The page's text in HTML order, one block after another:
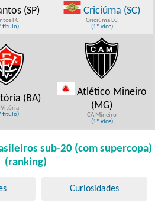
(SP)
FC
título)
Criciúma (SC)
Criciúma EC
(1º vice)
(BA)
Vitória
título)
Atlético Mineiro
(MG)
CA Mineiro
(1º vice)
sub-20 (com supercopa)
(ranking)
Curiosidades